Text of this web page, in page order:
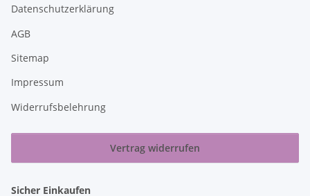
Datenschutzerklärung
AGB
Sitemap
Impressum
Widerrufsbelehrung
Vertrag widerrufen
Sicher Einkaufen